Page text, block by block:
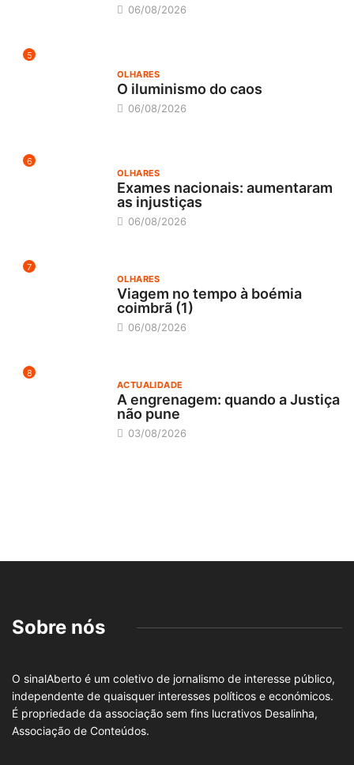
06/08/2026
5
OLHARES
O iluminismo do caos
06/08/2026
6
OLHARES
Exames nacionais: aumentaram
as injustiças
06/08/2026
7
OLHARES
Viagem no tempo à boémia
coimbrã (1)
06/08/2026
8
ACTUALIDADE
A engrenagem: quando a Justiça
não pune
03/08/2026
Sobre nós
O sinalAberto é um coletivo de jornalismo de interesse público,
independente de quaisquer interesses políticos e económicos.
É propriedade da associação sem fins lucrativos Desalinha,
Associação de Conteúdos.